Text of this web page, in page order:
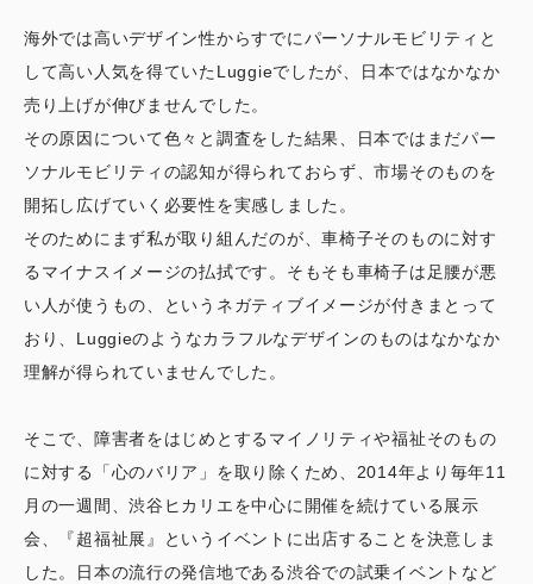
海外では高いデザイン性からすでにパーソナルモビリティと
して高い人気を得ていたLuggieでしたが、日本ではなかなか
売り上げが伸びませんでした。
その原因について色々と調査をした結果、日本ではまだパー
ソナルモビリティの認知が得られておらず、市場そのものを
開拓し広げていく必要性を実感しました。
そのためにまず私が取り組んだのが、車椅子そのものに対す
るマイナスイメージの払拭です。そもそも車椅子は足腰が悪
い人が使うもの、というネガティブイメージが付きまとって
おり、Luggieのようなカラフルなデザインのものはなかなか
理解が得られていませんでした。
そこで、障害者をはじめとするマイノリティや福祉そのもの
に対する「心のバリア」を取り除くため、2014年より毎年11
月の一週間、渋谷ヒカリエを中心に開催を続けている展示
会、『超福祉展』というイベントに出店することを決意しま
した。日本の流行の発信地である渋谷での試乗イベントなど